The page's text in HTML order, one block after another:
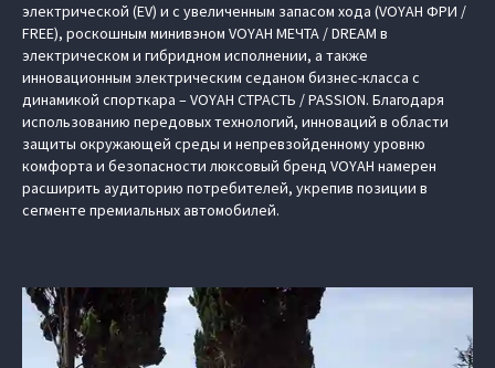
электрической (EV) и с увеличенным запасом хода (VOYAH ФРИ /
FREE), роскошным минивэном VOYAH МЕЧТА / DREAM в
электрическом и гибридном исполнении, а также
инновационным электрическим седаном бизнес-класса с
динамикой спорткара – VOYAH СТРАСТЬ / PASSION. Благодаря
использованию передовых технологий, инноваций в области
защиты окружающей среды и непревзойденному уровню
комфорта и безопасности люксовый бренд VOYAH намерен
расширить аудиторию потребителей, укрепив позиции в
сегменте премиальных автомобилей.